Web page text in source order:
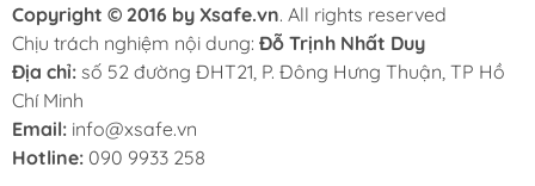
Copyright © 2016 by Xsafe.vn. All rights reserved
Chịu trách nghiệm nội dung: Đỗ Trịnh Nhất Duy
Địa chỉ: số 52 đường ĐHT21, P. Đông Hưng Thuận, TP Hồ
Chí Minh
Email: info@xsafe.vn
Hotline: 090 9933 258